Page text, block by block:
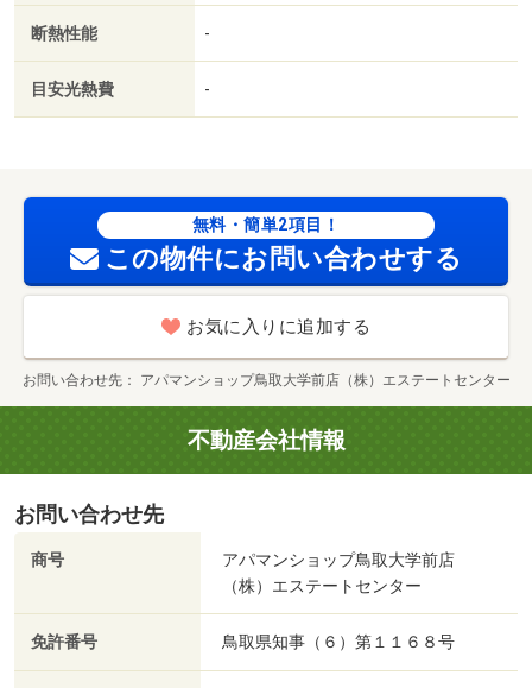
７７ｍ／鳥取中央郵便局（郵便局）まで４２２ｍ／業務ス
ーパー ＦＣ鳥取駅南店（スーパー）まで３４２ｍ／鳥取
医療看護専門学校（その他）まで４７７ｍ／鳥取駅（その
断熱性能 -
目安光熱費 -
無料・簡単2項目！
この物件にお問い合わせする
お気に入りに追加する
お問い合わせ先 アパマンショップ鳥取大学前店（株）エステートセンター
不動産会社情報
お問い合わせ先
商号
アパマンショップ鳥取大学前店
（株）エステートセンター
免許番号 鳥取県知事（６）第１１６８号